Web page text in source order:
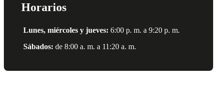
Horarios
Lunes, miércoles y jueves: 6:00 p. m. a 9:20 p. m.
Sábados: de 8:00 a. m. a 11:20 a. m.